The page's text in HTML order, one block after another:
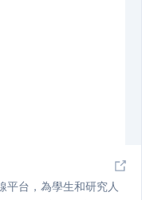
平台，為學生和研究人